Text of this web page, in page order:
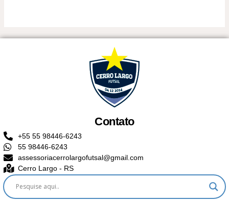
Contato
+55 55 98446-6243
55 98446-6243
assessoriacerrolargofutsal@gmail.com
Cerro Largo - RS